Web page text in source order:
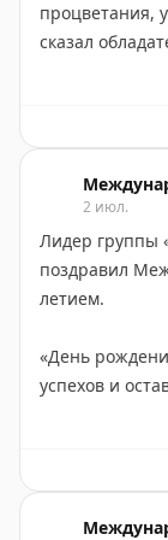
Такие
вдохновлять
#Внуково85
#ДетиВнуково
процветания,
сказал
#Внуково85
2 июл.
Лидер группы
поздравил
летием.
«День
успехов и
авиагавани.